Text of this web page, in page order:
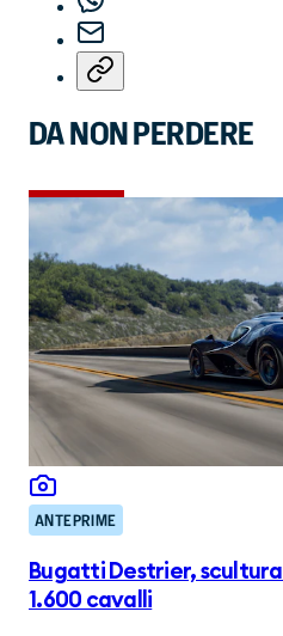
DA NON PERDERE
ANTEPRIME
Bugatti Destrier,
1.600 cavalli